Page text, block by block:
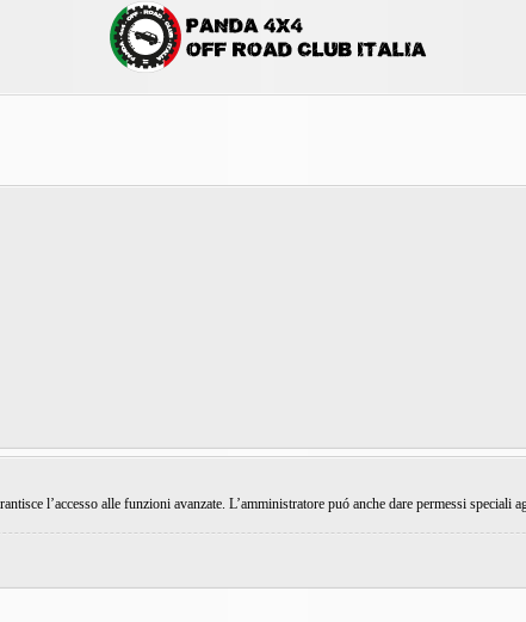
l’accesso alle funzioni avanzate. L’amministratore puó anche dare permessi